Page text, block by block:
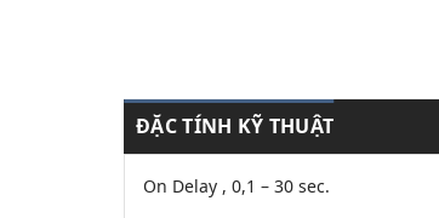
ĐẶC TÍNH KỸ THUẬT
On Delay , 0,1 – 30 sec.